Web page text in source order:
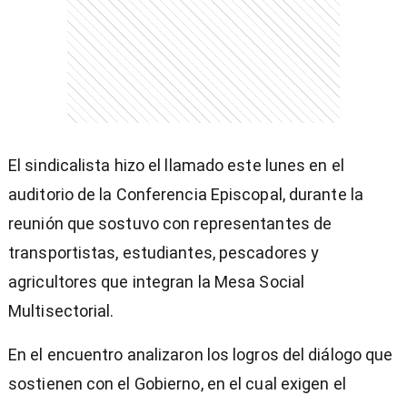
El sindicalista hizo el llamado este lunes en el
auditorio de la Conferencia Episcopal, durante la
reunión que sostuvo con representantes de
transportistas, estudiantes, pescadores y
agricultores que integran la Mesa Social
Multisectorial.
En el encuentro analizaron los logros del diálogo que
sostienen con el Gobierno, en el cual exigen el